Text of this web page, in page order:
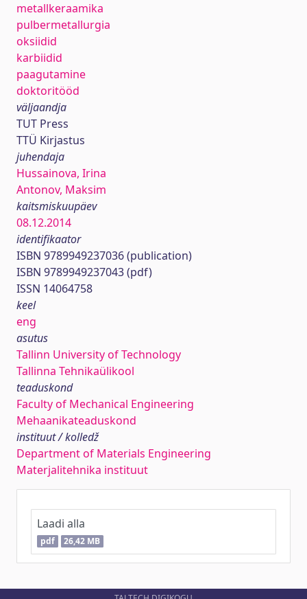
metallkeraamika
pulbermetallurgia
oksiidid
karbiidid
paagutamine
doktoritööd
väljaandja
TUT Press
TTÜ Kirjastus
juhendaja
Hussainova, Irina
Antonov, Maksim
kaitsmiskuupäev
08.12.2014
identifikaator
ISBN 9789949237036 (publication)
ISBN 9789949237043 (pdf)
ISSN 14064758
keel
eng
asutus
Tallinn University of Technology
Tallinna Tehnikaülikool
teaduskond
Faculty of Mechanical Engineering
Mehaanikateaduskond
instituut / kolledž
Department of Materials Engineering
Materjalitehnika instituut
Laadi alla
pdf 26,42 MB